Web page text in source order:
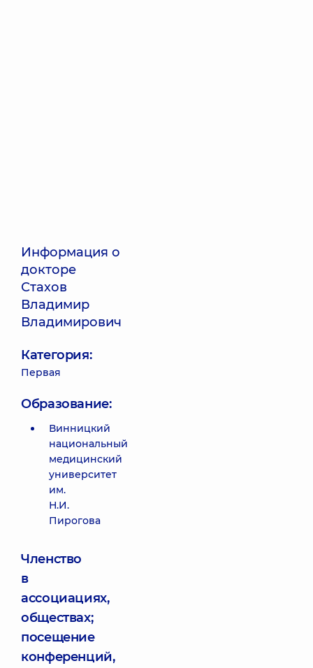
Информация о
докторе
Стахов
Владимир
Владимирович
Категория:
Первая
Образование:
Винницкий
национальный
медицинский
университет
им.
Н.И.
Пирогова
Членство
в
ассоциациях,
обществах;
посещение
конференций,